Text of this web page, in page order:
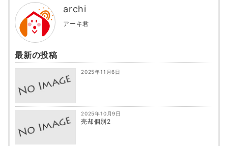
archi
アーキ君
最新の投稿
2025年11月6日
2025年10月9日
売却個別2